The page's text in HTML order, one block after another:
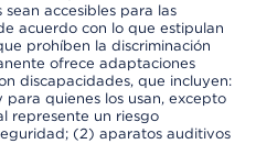
accesibles para las
acuerdo con lo que estipulan
prohíben la discriminación
ofrece adaptaciones
discapacidades, que incluyen:
para quienes los usan, excepto
represente un riesgo
(2) aparatos auditivos